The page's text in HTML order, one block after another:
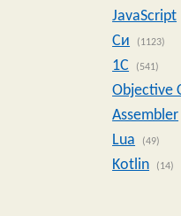
JavaScript
Си
(1123)
1C (541)
Objective
Assembler
Lua
(49)
Kotlin (14)